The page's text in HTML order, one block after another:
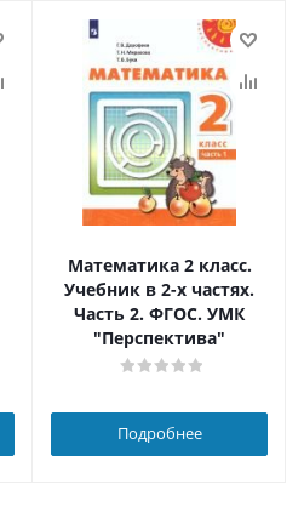
Математика 2 класс.
Учебник в 2-х частях.
Часть 2. ФГОС. УМК
"Перспектива"
Подробнее